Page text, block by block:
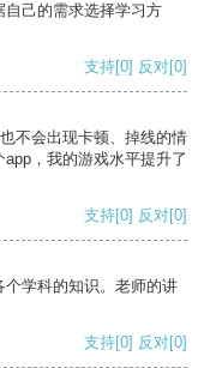
己的需求选择学习方
支持[0] 反对[0]
不会出现卡顿、掉线的情
，我的游戏水平提升了
支持[0] 反对[0]
学科的知识。老师的讲
支持[0] 反对[0]